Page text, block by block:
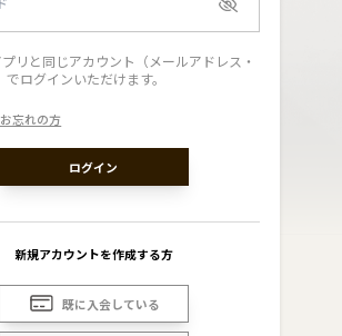
リと同じアカウント（メールアドレス・
ログインいただけます。
忘れの方
ログイン
新規アカウントを作成する方
既に入会している